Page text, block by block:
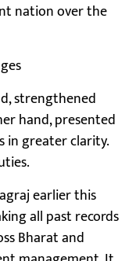
nation over the
strengthened
hand, presented
in greater clarity.
earlier this
all past records
Bharat and